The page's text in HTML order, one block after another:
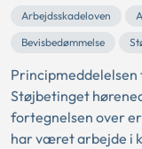
Arbejdsskadeloven
Bevisbedømmelse
Støjbetinget
fortegnelsen over
har været arbejde i